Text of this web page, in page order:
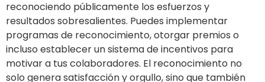
reconociendo públicamente los esfuerzos y
resultados sobresalientes. Puedes implementar
programas de reconocimiento, otorgar premios o
incluso establecer un sistema de incentivos para
motivar a tus colaboradores. El reconocimiento no
solo genera satisfacción y orgullo, sino que también